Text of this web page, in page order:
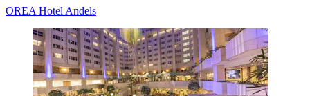
OREA Hotel Andels